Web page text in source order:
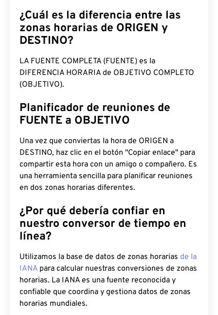
¿Cuál es la diferencia entre las
zonas horarias de ORIGEN y
DESTINO?
LA FUENTE COMPLETA (FUENTE) es la
DIFERENCIA HORARIA de OBJETIVO COMPLETO
(OBJETIVO).
Planificador de reuniones de
FUENTE a OBJETIVO
Una vez que conviertas la hora de ORIGEN a
DESTINO, haz clic en el botón "Copiar enlace" para
compartir esta hora con un amigo o compañero. Es
una herramienta sencilla para planificar reuniones
en dos zonas horarias diferentes.
¿Por qué debería confiar en
nuestro conversor de tiempo en
línea?
Utilizamos la base de datos de zonas horarias de la
IANA para calcular nuestras conversiones de zonas
horarias. La IANA es una fuente reconocida y
confiable que coordina y gestiona datos de zonas
horarias mundiales.